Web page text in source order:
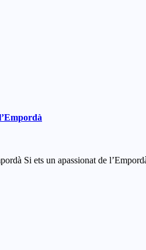
Si ets un apassionat de